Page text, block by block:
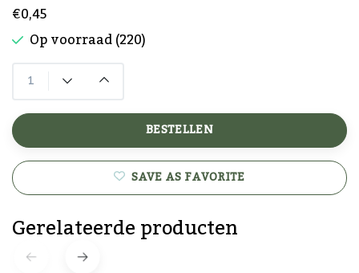
€0,45
Op voorraad (220)
BESTELLEN
SAVE AS FAVORITE
Gerelateerde producten